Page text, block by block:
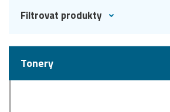
Filtrovat produkty
Tonery